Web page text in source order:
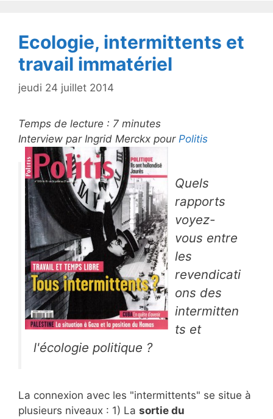
Ecologie, intermittents et
travail immatériel
jeudi 24 juillet 2014
Temps de lecture : 7 minutes
Interview par Ingrid Merckx pour Politis
Quels
rapports
voyez-
vous entre
les
revendicati
ons des
intermitten
ts et
l'écologie politique ?
La connexion avec les "intermittents" se situe à
plusieurs niveaux : 1) La sortie du